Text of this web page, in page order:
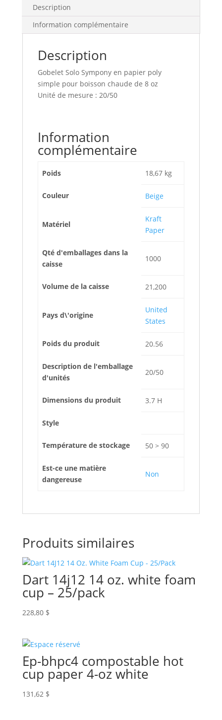
8 oz
50
manchon
Description
Information complémentaire
Description
Gobelet Solo Sympony en papier poly
simple pour boisson chaude de 8 oz
Unité de mesure : 20/50
Information
complémentaire
Poids 18,67 kg
Couleur Beige
Matériel
Kraft
Paper
Qté d'emballages dans la
caisse
1000
Volume de la caisse 21,200
Pays d\'origine
United
States
Poids du produit 20.56
Description de l'emballage
d'unités
20/50
Dimensions du produit 3.7 H
Style
Température de stockage 50 > 90
Est-ce une matière
dangereuse
Non
Produits similaires
Dart 14j12 14 oz. white foam
cup – 25/pack
228,80 $
Ep-bhpc4 compostable hot
cup paper 4-oz white
131,62 $